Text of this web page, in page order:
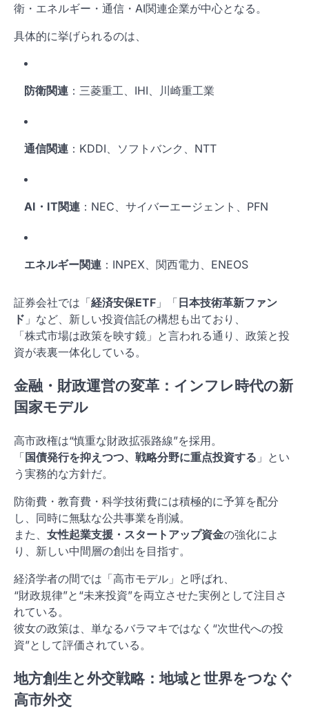
衛・エネルギー・通信・AI関連企業が中心となる。
具体的に挙げられるのは、
防衛関連 ：三菱重工、IHI、川崎重工業
通信関連 ：KDDI、ソフトバンク、NTT
AI・IT関連 ：NEC、サイバーエージェント、PFN
エネルギー関連 ：INPEX、関西電力、ENEOS
証券会社では「経済安保ETF 」「 日本技術革新ファン
ド 」など、新しい投資信託の構想も出ており、
「株式市場は政策を映す鏡」と言われる通り、政策と投
資が表裏一体化している。
金融・財政運営の変革：インフレ時代の新
国家モデル
高市政権は“慎重な財政拡張路線”を採用。
「国債発行を抑えつつ、戦略分野に重点投資する 」とい
う実務的な方針だ。
防衛費・教育費・科学技術費には積極的に予算を配分
し、同時に無駄な公共事業を削減。
また、 女性起業支援・スタートアップ資金の強化によ
り、新しい中間層の創出を目指す。
経済学者の間では「高市モデル」と呼ばれ、
“財政規律”と“未来投資”を両立させた実例として注目さ
れている。
彼女の政策は、単なるバラマキではなく“次世代への投
資”として評価されている。
地方創生と外交戦略：地域と世界をつなぐ
高市外交